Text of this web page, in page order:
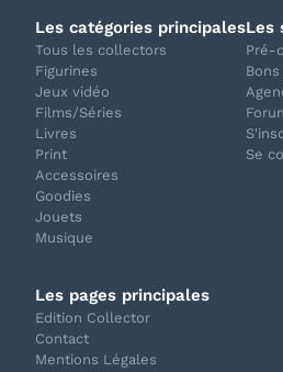
Les catégories principales
Tous les collectors
Figurines
Jeux vidéo
Films/Séries
Livres
Print
Accessoires
Goodies
Jouets
Musique
Les
Pré-
Se
Les pages principales
Edition Collector
Contact
Mentions Légales